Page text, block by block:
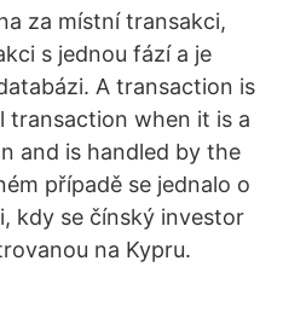
za místní transakci,
s jednou fází a je
A transaction is
transaction when it is a
and is handled by the
případě se jednalo o
kdy se čínský investor
na Kypru.